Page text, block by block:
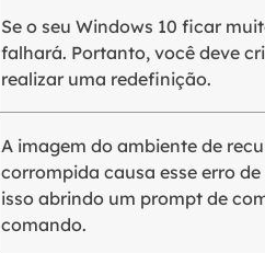
Se o seu Windows 10 ficar
falhará. Portanto, você deve
realizar uma redefinição.
A imagem do ambiente de
corrompida causa esse erro
isso abrindo um prompt de
comando.